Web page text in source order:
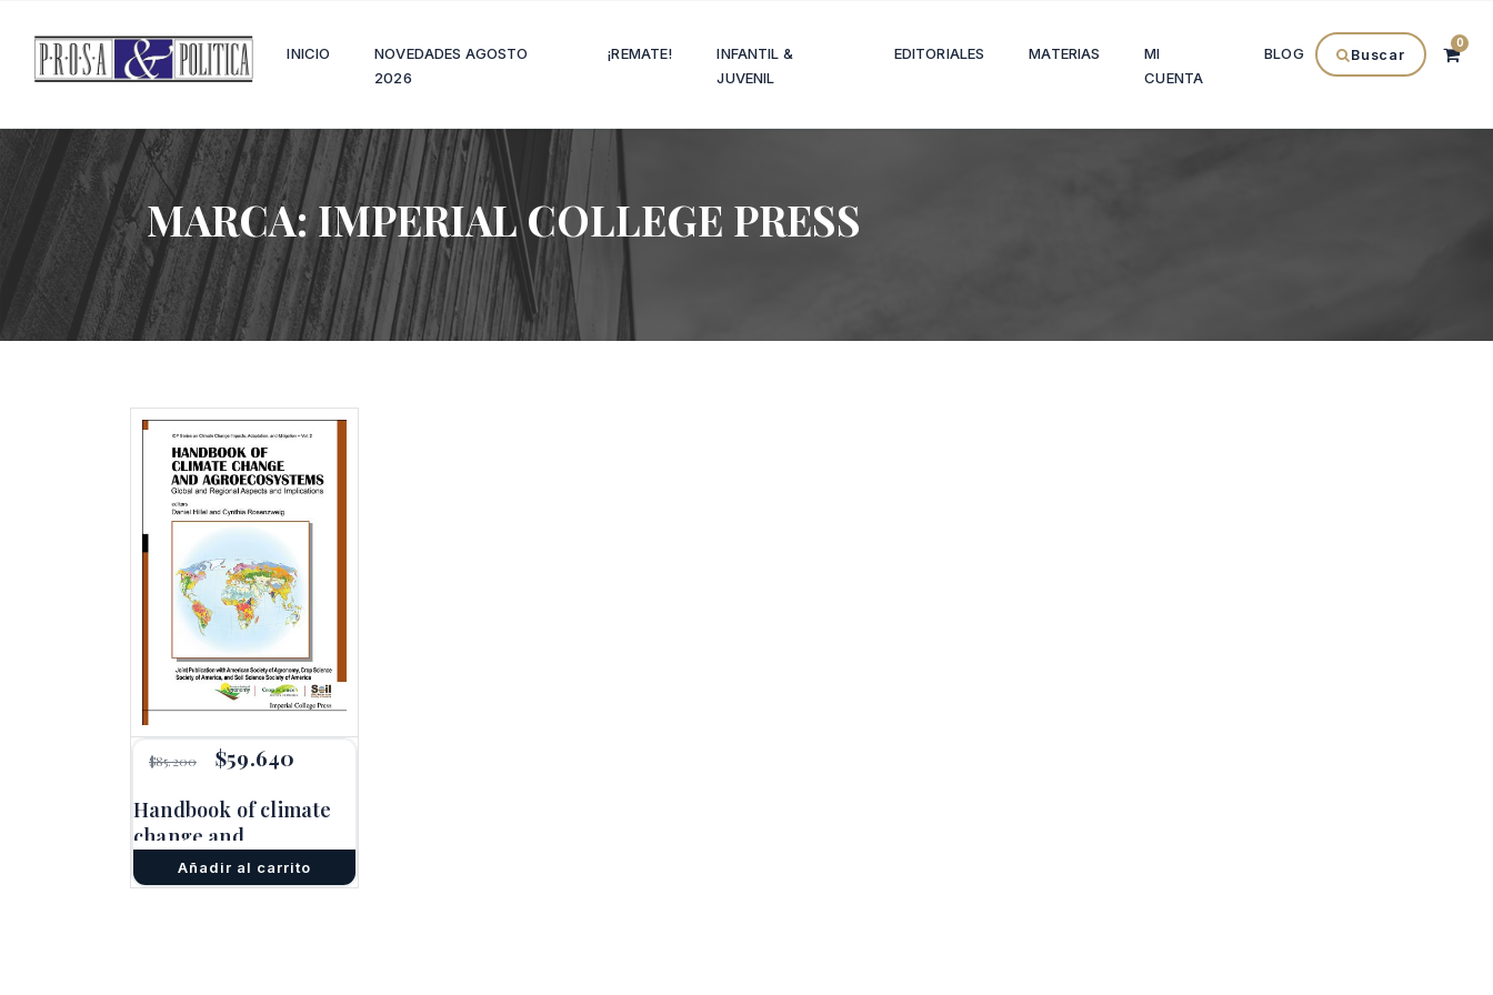
INICIO
NOVEDADES AGOSTO
2026
¡REMATE!
INFANTIL &
JUVENIL
EDITORIALES MATERIAS
MI
CUENTA
BLOG Buscar
0
MARCA: IMPERIAL COLLEGE PRESS
$85.200
El
precio
era:
$85.200.
$59.640
es:
Handbook of climate
change and
agroecosystems, II
Añadir al carrito